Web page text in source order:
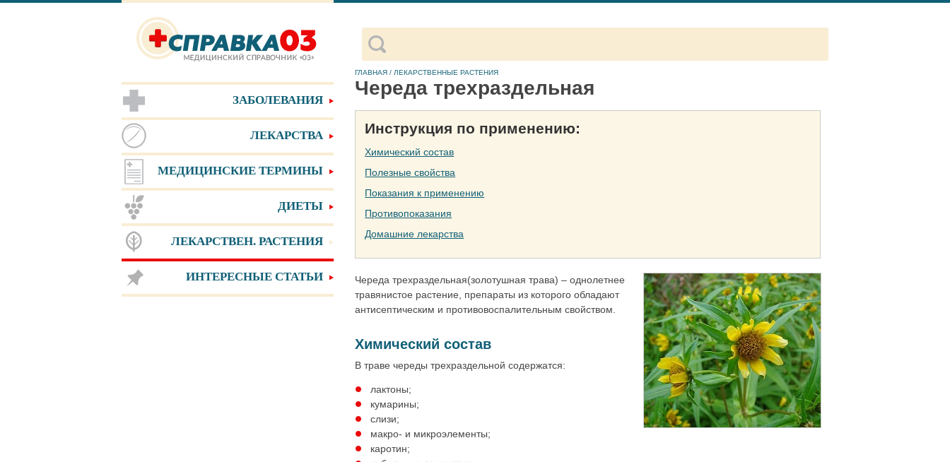
ГЛАВНАЯ / ЛЕКАРСТВЕННЫЕ РАСТЕНИЯ
Череда трехраздельная
Инструкция по применению:
Химический состав
Полезные свойства
Показания к применению
Противопоказания
Домашние лекарства
Череда трехраздельная(золотушная трава) – однолетнее
травянистое растение, препараты из которого обладают
антисептическим и противовоспалительным свойством.
Химический состав
В траве череды трехраздельной содержатся:
лактоны;
кумарины;
слизи;
макро- и микроэлементы;
каротин;
ЗАБОЛЕВАНИЯ
ЛЕКАРСТВА
МЕДИЦИНСКИЕ ТЕРМИНЫ
ДИЕТЫ
ЛЕКАРСТВЕН. РАСТЕНИЯ
ИНТЕРЕСНЫЕ СТАТЬИ